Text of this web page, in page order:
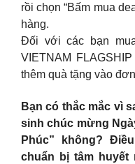
rồi chọn “Bấm mua
hàng.
Đối với các bạn
VIETNAM
thêm quà tặng vào
Bạn có thắc mắc vì
sinh chúc mừng
Phúc” không?
chuẩn bị tâm huyết